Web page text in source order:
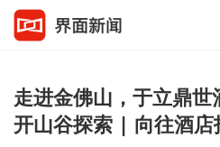
走进金佛山，于立鼎
开山谷探索 | 向往酒店